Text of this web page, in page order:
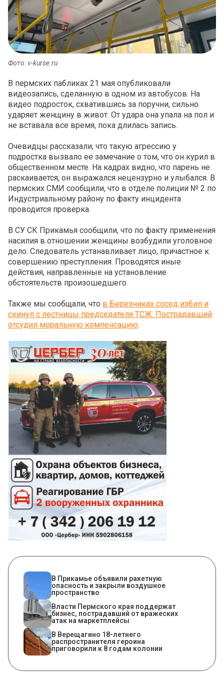
Фото: v-kurse.ru
В пермских пабликах 21 мая опубликовали
видеозапись, сделанную в одном из автобусов. На
видео подросток, схватившись за поручни, сильно
ударяет женщину в живот. От удара она упала на пол и
не вставала все время, пока длилась запись.
Очевидцы рассказали, что такую агрессию у
подростка вызвало ее замечание о том, что он курил в
общественном месте. На кадрах видно, что парень не
раскаивается, он выражался нецензурно и улыбался. В
пермских СМИ сообщили, что в отделе полиции № 2 по
Индустриальному району по факту инцидента
проводится проверка.
В СУ СК Прикамья сообщили, что по факту применения
насилия в отношении женщины возбудили уголовное
дело. Следователь устанавливает лицо, причастное к
совершению преступления. Проводятся иные
действия, направленные на установление
обстоятельств произошедшего.
Также мы сообщали, что в Березниках сосед избил и
скинул с лестницы председателя ТСЖ. Пострадавший
отсудил моральную компенсацию.
В Прикамье объявили ракетную
опасность и закрыли воздушное
пространство
Власти Пермского края поддержат
бизнес, пострадавший от вражеских
атак на маркетплейсы
В Верещагино 18-летнего
распространителя героина
приговорили к 8 годам колонии